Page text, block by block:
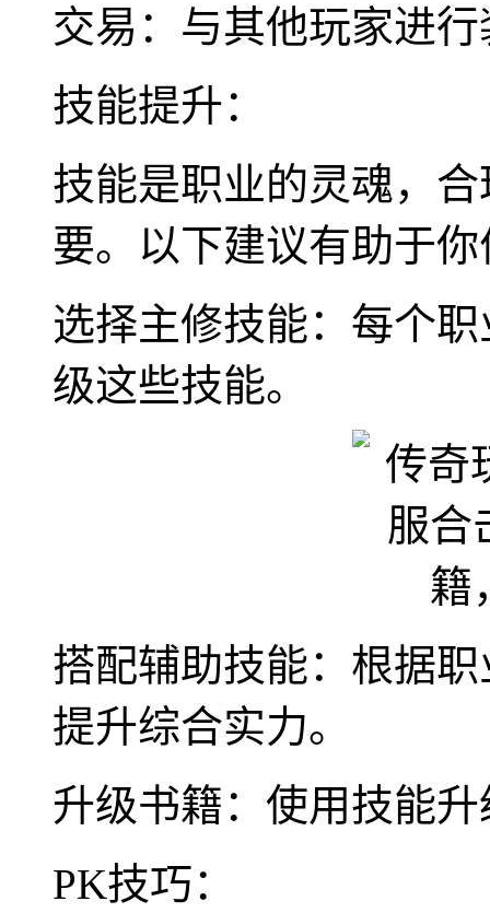
交易：与其他玩家进
技能提升：
技能是职业的灵魂，
要。以下建议有助于
选择主修技能：每个
级这些技能。
搭配辅助技能：根据
提升综合实力。
升级书籍：使用技能
PK技巧：